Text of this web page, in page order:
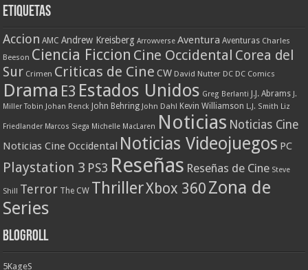
Etiquetas
Accion AMC Andrew Kreisberg Arrowverse Aventura Aventuras Charles
Beeson Ciencia Ficcion Cine Occidental Corea del
Sur Crimen Criticas de Cine CW David Nutter DC DC Comics
Drama E3 Estados Unidos Greg Berlanti J.J. Abrams J.
Miller Tobin Johan Renck John Behring John Dahl Kevin Williamson L.J. Smith Liz
Friedlander Marcos Siega Michelle MacLaren Noticias Noticias Cine
Noticias Cine Occidental Noticias Videojuegos PC
Playstation 3 PS3 Reseñas Reseñas de Cine Steve
Shill Terror The CW ThrillerXbox 360 Zona de
Series
Blogroll
5KageS